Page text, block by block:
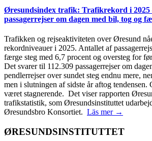
Øresundsindex trafik: Trafikrekord i 2025
passagerrejser om dagen med bil, tog og
Trafikken og rejseaktiviteten over Øresund
rekordniveauer i 2025. Antallet af
færge steg med 6,7 procent og oversteg for
Det svarer til 112.309 passagerrejser om
pendlerrejser over sundet steg endnu mere,
men i slutningen af sidste år aftog tendensen.
været stagnerende. Det viser rapporten
trafikstatistik, som Øresundsinstituttet
Øresundsbro Konsortiet. Läs mer →
ØRESUNDSINSTITUTTET